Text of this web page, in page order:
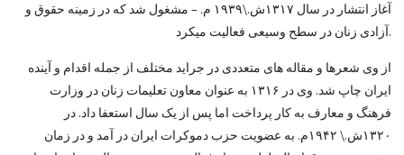
آغاز انتشار در سال ۱۳۱۷ش.\۱۹۳۹ م. – مشغول شد که در زمینه حقوق و
آزادی زنان در سطح وسیعی فعالیت میکرد.
از وی شعرها و مقاله های متعددی در جراید مختلف از جمله اقدام و آینده
ایران چاپ شد. وی در ۱۳۱۶ به عنوان معاون تعلیمات زنان در وزارت
فرهنگ و معارف به کار پرداخت اما پس از یک سال استعفا داد. در
۱۳۲۰ش.\ ۱۹۴۲م. به عضویت حزب دموکرات ایران در آمد و در زمان